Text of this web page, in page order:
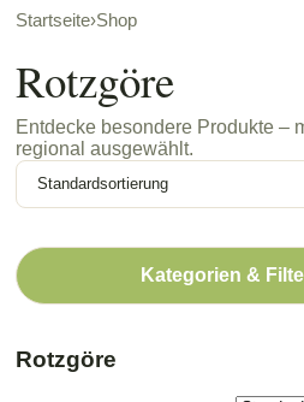
Startseite›Shop
Rotzgöre
Entdecke besondere Produkte –
regional ausgewählt.
Kategorien &
Rotzgöre